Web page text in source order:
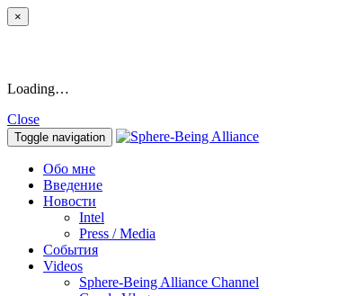
×
Loading…
Close
Toggle navigation
Обо мне
Введение
Новости
Intel
Press / Media
События
Videos
Sphere-Being Alliance Channel